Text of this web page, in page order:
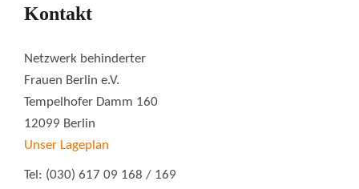
Kontakt
Netzwerk behinderter
Frauen Berlin e.V.
Tempelhofer Damm 160
12099 Berlin
Unser Lageplan
Tel: (030) 617 09 168 / 169